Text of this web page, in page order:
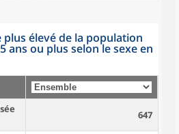
plus élevé de la population
ans ou plus selon le sexe en
647